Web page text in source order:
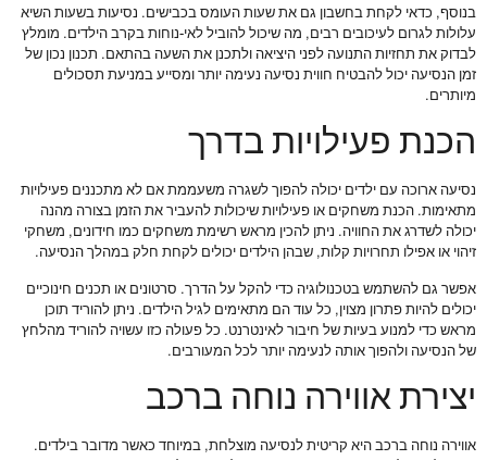
בנוסף, כדאי לקחת בחשבון גם את שעות העומס בכבישים. נסיעות בשעות השיא
עלולות לגרום לעיכובים רבים, מה שיכול להוביל לאי-נוחות בקרב הילדים. מומלץ
לבדוק את תחזיות התנועה לפני היציאה ולתכנן את השעה בהתאם. תכנון נכון של
זמן הנסיעה יכול להבטיח חווית נסיעה נעימה יותר ומסייע במניעת תסכולים
מיותרים.
הכנת פעילויות בדרך
נסיעה ארוכה עם ילדים יכולה להפוך לשגרה משעממת אם לא מתכננים פעילויות
מתאימות. הכנת משחקים או פעילויות שיכולות להעביר את הזמן בצורה מהנה
יכולה לשדרג את החוויה. ניתן להכין מראש רשימת משחקים כמו חידונים, משחקי
זיהוי או אפילו תחרויות קלות, שבהן הילדים יכולים לקחת חלק במהלך הנסיעה.
אפשר גם להשתמש בטכנולוגיה כדי להקל על הדרך. סרטונים או תכנים חינוכיים
יכולים להיות פתרון מצוין, כל עוד הם מתאימים לגיל הילדים. ניתן להוריד תוכן
מראש כדי למנוע בעיות של חיבור לאינטרנט. כל פעולה כזו עשויה להוריד מהלחץ
של הנסיעה ולהפוך אותה לנעימה יותר לכל המעורבים.
יצירת אווירה נוחה ברכב
אווירה נוחה ברכב היא קריטית לנסיעה מוצלחת, במיוחד כאשר מדובר בילדים.